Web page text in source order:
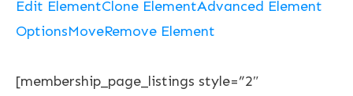
Edit ElementClone ElementAdvanced Element
OptionsMoveRemove Element
[membership_page_listings style=”2″